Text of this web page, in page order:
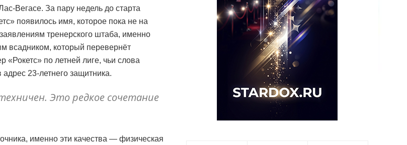
Вегасе. За пару недель до старта
появилось имя, которое пока не на
тренерского штаба, именно
всадником, который перевернёт
по летней лиге, чьи слова
адрес 23-летнего защитника.
Это редкое сочетание
именно эти качества — физическая